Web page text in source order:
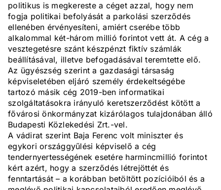
politikus is megkereste a céget azzal, hogy nem
fogja politikai befolyását a parkolási szerződés
ellenében érvényesíteni, amiért cserébe több
alkalommal két-három millió forintot vett át. A cég a
vesztegetésre szánt készpénzt fiktív számlák
beállításával, illetve befogadásával teremtette elő.
Az ügyészség szerint a gazdasági társaság
képviseletében eljáró személy érdekeltségébe
tartozó másik cég 2019-ben informatikai
szolgáltatásokra irányuló keretszerződést kötött a
fővárosi önkormányzat kizárólagos tulajdonában álló
Budapesti Közlekedési Zrt.-vel.
A vádirat szerint Baja Ferenc volt miniszter és
egykori országgyűlési képviselő a cég
tendernyertességének esetére harmincmillió forintot
kért azért, hogy a szerződés létrejöttét és
fenntartását – a korábban betöltött pozícióiból és a